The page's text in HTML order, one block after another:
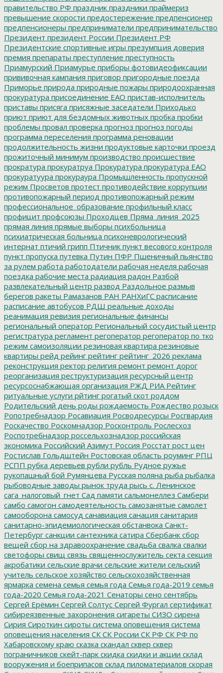
правительство РФ праздник праздники праймериз
превышение скорости предостережение предпенсионер
предпенсионеры предприниматели предпринимательство
Президент президент России Президент РФ
Президентские спортивные игры презумпция доверия
премия препараты преступление преступность
Приамурский Приамурье приборы фотовидеофиксации
прививочная кампания приговор пригородные поезда
Приморье природа природные пожары природоохранная
прокуратура присоединение ЕАО пристав-исполнитель
приставы присяга присяжные заседатели Приходько
приют приют для бездомных животных пробка пробки
проблемы провал проверка прогноз прогноз погоды
программа переселения программа реновации
продолжительность жизни продуктовые карточки проезд
прожиточный минимум производство происшествие
прократура прокуратруа Прокуратура прокуратура ЕАО
прокуратуура прокураура Промышленность пропускной
режим Просветов протест противодействие коррупции
противопожарный период противопожарный режим
профессиональное_образование профильный класс
профицит профсоюзы Проходцев Пряма_линия_2025
прямая линия прямые выборы психбольница
психиатрическая больница психоневрологический
интернат птичий грипп Птичник пункт весового контроля
пункт пропуска путевка Путин ПФР Пшеничный пьянство
за рулем работа работодатели рабочая неделя рабочая
поездка рабочие места радиация радон Разбой
развлекательный центр развод Раздольное размыв
берегов ракеты Рамазанов РАН РАНХиГС расписание
расписание автобусов РДШ реальные доходы
реанимация ревизия региональные финансы
региональный оператор Региональный сосудистый центр
регистратура регламент регоператор регоператор по тко
режим самоизоляции резиновая квартира резиновые
квартиры рейд рейинг рейтинг рейтинг_2026 реклама
реконструкция ректор религия ремонт ремонт дорог
реорганизация реструктуризация ресурсный центр
ресурсоснабжающая организация РЖД РИА Рейтинг
ритуальные услуги рйтинг рогатый скот роддом
Родительский день роды рождаемость Рождество розыск
Ропотребнадзор Росавиация Росводресурсы Росгвардия
Роскачество Роскомнадзор Росконтроль Рослесхоз
Роспотребнадзор россельхознадзор российская
экономика Российский Азимут Россия Росстат рост цен
Ростислав Гольдштейн Ростовская область роуминг РПЦ
РСПП рубка деревьев рубли рубль Рудное ружье
рукопашный бой Румянцева Русская поляна рыба рыбалка
рыбоводные заводы рынок труда рысь с. Ленинское
сага_налоговый_гнет Сад памяти сальмонеллез Самбери
самбо самогон самодеятельность самозанятые самолет
самооборона самосуд санавиация санация санитария
санитарно-эпидемиологическая обстанвока Санкт-
Петербург санкции сантехника сатира Сбербанк сбор
вещей сбор на здравоохранение свадьба свалка свалки
светофоры свищ связь священнослужитель секта секция
акробатики сельские врачи сельские жители сельский
учитель сельское хозяйство сельскохозяйственная
ярмарка семена семья семья года Семья года-2019 семья
года-2020 Семья года-2021 Сенаторы сено сентябрь
Сергей Ерёмин Сергей Солтус Сергей Фургал сертификат
сибиреязвенные захоронения сигареты СИЗО сирена
Сирия Сироткин сироты система оповещения система
оповещения населения СК СК России СК РФ СК РФ по
Хабаровскому краю сказка скандал сквер сквер
пограничников скейт-парк скидка скидки и акции склад
вооружения и боеприпасов склад пиломатериалов скорая